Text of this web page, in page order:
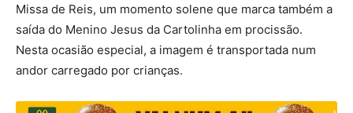
Missa de Reis, um momento solene que marca também a
saída do Menino Jesus da Cartolinha em procissão.
Nesta ocasião especial, a imagem é transportada num
andor carregado por crianças.